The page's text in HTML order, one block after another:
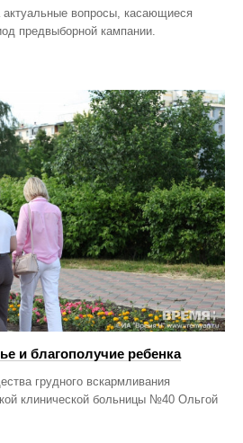
вопросы, касающиеся
предвыборной кампании.
и благополучие ребенка
грудного вскармливания
клинической больницы №40 Ольгой